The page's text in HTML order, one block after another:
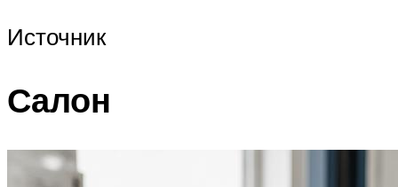
Источник
Салон